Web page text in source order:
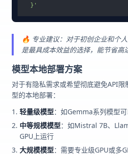
  }'
🔥 专业建议：对于初创企业和个
是最具成本效益的选择，能节省高
模型本地部署方案
对于有隐私需求或希望彻底避免API
型的本地部署：
轻量级模型：如Gemma系列模型
中等规模模型：如Mistral 7B、
GPU上运行
大规模模型：需要专业级GPU或多